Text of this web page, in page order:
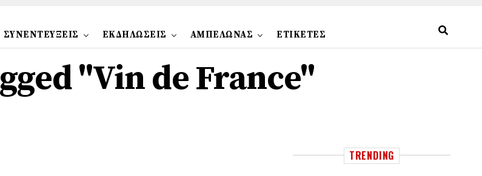
ΣΥΝΕΝΤΕΥΞΕΙΣ ΕΚΔΗΛΩΣΕΙΣ ΑΜΠΕΛΩΝΑΣ ΕΤΙΚΕΤΕΣ
"Vin de France"
TRENDING